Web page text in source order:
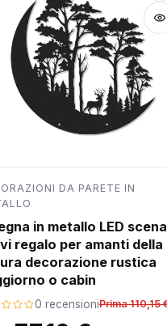
DA PARETE IN
in metallo LED
regalo per amanti della
decorazione rustica
o cabin
0 recensioniPrima 110,15